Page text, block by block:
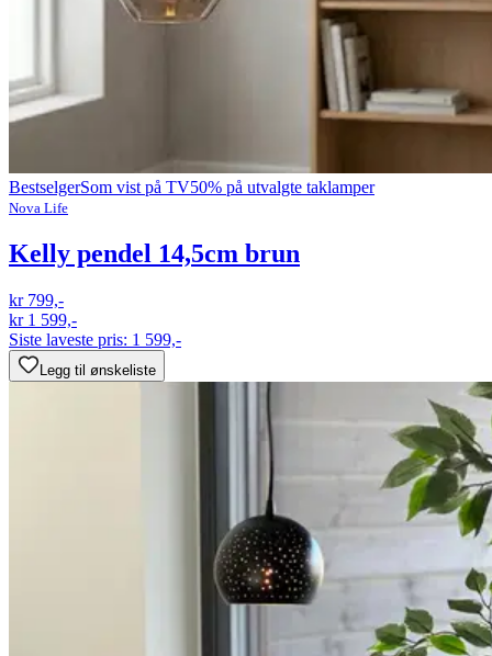
BestselgerSom vist på TV50% på utvalgte taklamper
Nova Life
Kelly pendel 14,5cm brun
kr 799,-
kr 1 599,-
Siste laveste pris: 1 599,-
Legg til ønskeliste